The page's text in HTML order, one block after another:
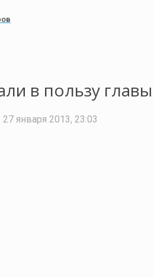
в пользу
27 января 2013, 23:03